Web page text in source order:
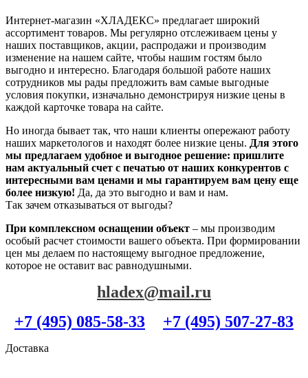
Интернет-магазин «ХЛАДЕКС» предлагает широкий
ассортимент товаров. Мы регулярно отслеживаем цены у
наших поставщиков, акции, распродажи и производим
изменение на нашем сайте, чтобы нашим гостям было
выгодно и интересно. Благодаря большой работе наших
сотрудников мы рады предложить вам самые выгодные
условия покупки, изначально демонстрируя низкие цены в
каждой карточке товара на сайте.
Но иногда бывает так, что наши клиенты опережают работу
наших маркетологов и находят более низкие цены. Для этого
мы предлагаем удобное и выгодное решение: пришлите
нам актуальный счет с печатью от наших конкурентов с
интересными вам ценами и мы гарантируем вам цену еще
более низкую! Да, да это выгодно и вам и нам.
Так зачем отказываться от выгоды?
При комплексном оснащении объект – мы производим
особый расчет стоимости вашего объекта. При формировании
цен мы делаем по настоящему выгодное предложение,
которое не оставит вас равнодушными.
hladex@mail.ru
+7 (495) 085-58-33
+7 (495) 507-27-83
Доставка